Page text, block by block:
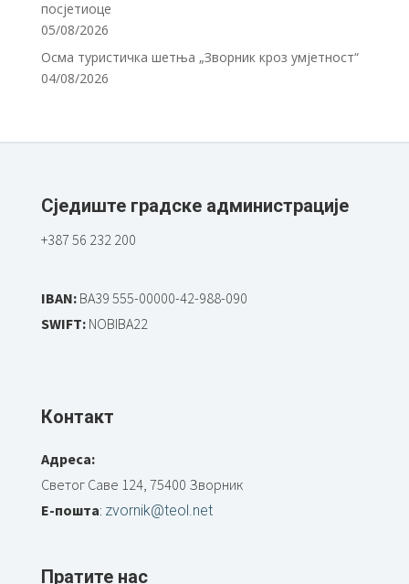
посјетиоце
05/08/2026
Осма туристичка шетња „Зворник кроз умјетност“
04/08/2026
Сједиште градске администрације
+387 56 232 200
IBAN:BA39 555-00000-42-988-090
SWIFT:NOBIBA22
Контакт
Адреса:
Светог Саве 124, 75400 Зворник
Е-пошта: zvornik@teol.net
Пратите нас